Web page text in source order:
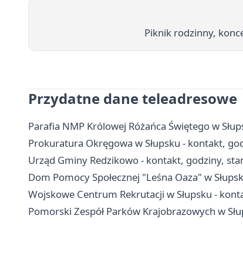
Piknik rodzinny,
Przydatne dane teleadresowe
Parafia NMP Królowej Różańca Świętego w
Prokuratura Okręgowa w Słupsku - kontakt,
Urząd Gminy Redzikowo - kontakt, godziny,
Dom Pomocy Społecznej "Leśna Oaza" w
Wojskowe Centrum Rekrutacji w Słupsku -
Pomorski Zespół Parków Krajobrazowych w